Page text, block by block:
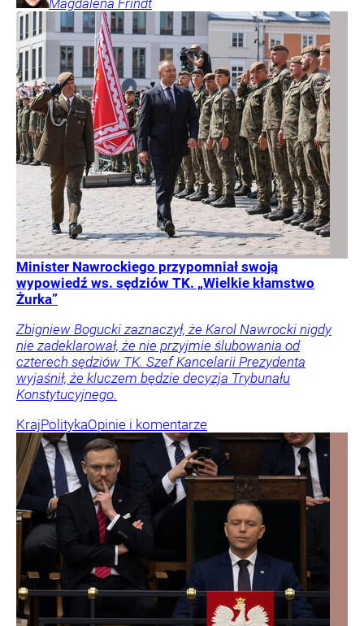
Magdalena Frindt
Minister Nawrockiego przypomniał swoją
wypowiedź ws. sędziów TK. „Wielkie kłamstwo
Żurka”
Zbigniew Bogucki zaznaczył, że Karol Nawrocki nigdy
nie zadeklarował, że nie przyjmie ślubowania od
czterech sędziów TK. Szef Kancelarii Prezydenta
wyjaśnił, że kluczem będzie decyzja Trybunału
Konstytucyjnego.
KrajPolitykaOpinie i komentarze